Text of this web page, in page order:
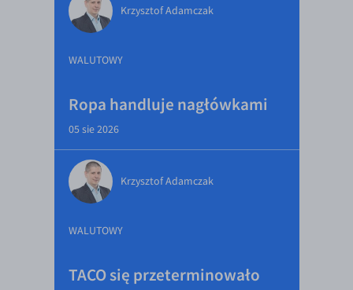
Krzysztof Adamczak
WALUTOWY
Ropa handluje nagłówkami
05 sie 2026
Krzysztof Adamczak
WALUTOWY
TACO się przeterminowało